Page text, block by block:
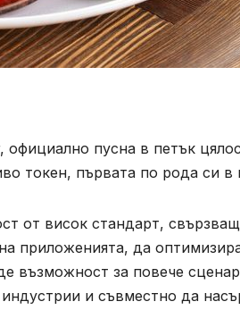
пусна в петък
токен, първата по рода си в
от висок стандарт,
приложенията, да
възможност за повече
и съвместно да